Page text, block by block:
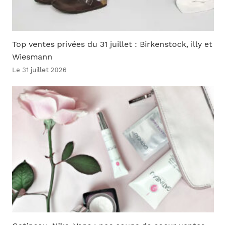
Top ventes privées du 31 juillet : Birkenstock, illy et
Wiesmann
Le 31 juillet 2026